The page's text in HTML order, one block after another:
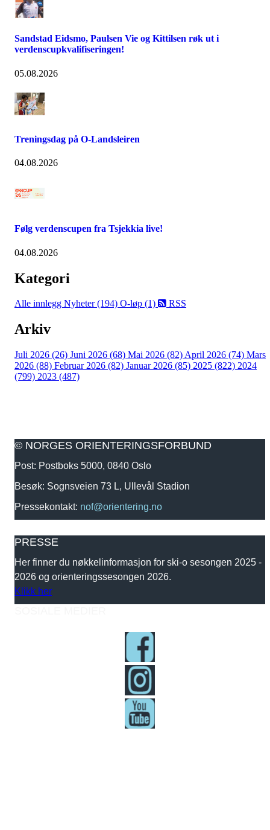
Sandstad Eidsmo, Paulsen Vie og Kittilsen røk ut i
verdenscupkvalifiseringen!
05.08.2026
Treningsdag på O-Landsleiren
04.08.2026
Følg verdenscupen fra Tsjekkia live!
04.08.2026
Kategori
Alle innlegg Nyheter (194) O-løp (1) RSS
Arkiv
Juli 2026 (26) Juni 2026 (68) Mai 2026 (82) April 2026 (74) Mars
2026 (88) Februar 2026 (82) Januar 2026 (85) 2025 (822) 2024
(799) 2023 (487)
© NORGES ORIENTERINGSFORBUND
Post: Postboks 5000, 0840 Oslo
Besøk: Sognsveien 73 L, Ullevål Stadion
Pressekontakt: nof@orientering.no
PRESSE
Her finner du nøkkelinformasjon for ski-o sesongen 2025 -
2026 og orienteringssesongen 2026.
Klikk her